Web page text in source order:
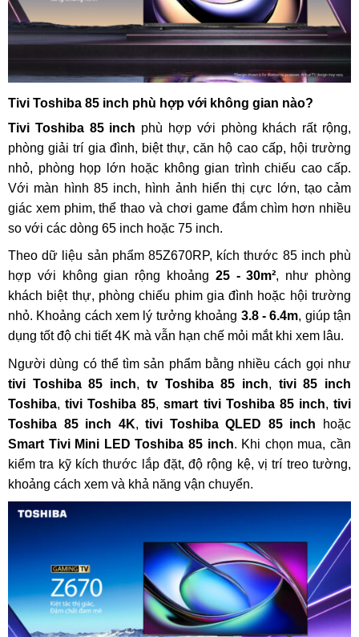
Tivi Toshiba 85 inch phù hợp với không gian nào?
Tivi Toshiba 85 inch phù hợp với phòng khách rất rộng,
phòng giải trí gia đình, biệt thự, căn hộ cao cấp, hội trường
nhỏ, phòng họp lớn hoặc không gian trình chiếu cao cấp.
Với màn hình 85 inch, hình ảnh hiển thị cực lớn, tạo cảm
giác xem phim, thể thao và chơi game đắm chìm hơn nhiều
so với các dòng 65 inch hoặc 75 inch.
Theo dữ liệu sản phẩm 85Z670RP, kích thước 85 inch phù
hợp với không gian rộng khoảng 25 - 30m², như phòng
khách biệt thự, phòng chiếu phim gia đình hoặc hội trường
nhỏ. Khoảng cách xem lý tưởng khoảng 3.8 - 6.4m, giúp tận
dụng tốt độ chi tiết 4K mà vẫn hạn chế mỏi mắt khi xem lâu.
Người dùng có thể tìm sản phẩm bằng nhiều cách gọi như
tivi Toshiba 85 inch, tv Toshiba 85 inch, tivi 85 inch
Toshiba,tivi Toshiba 85,smart tivi Toshiba 85 inch,tivi
Toshiba 85 inch 4K,tivi Toshiba QLED 85 inch hoặc
Smart Tivi Mini LED Toshiba 85 inch. Khi chọn mua, cần
kiểm tra kỹ kích thước lắp đặt, độ rộng kệ, vị trí treo tường,
khoảng cách xem và khả năng vận chuyển.